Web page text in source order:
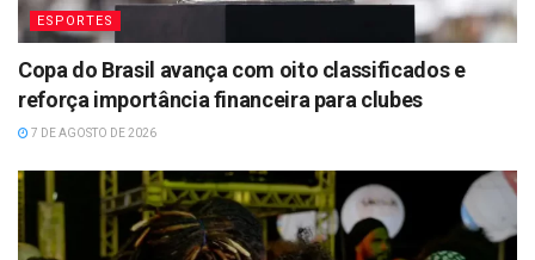
ESPORTES
Copa do Brasil avança com oito classificados e
reforça importância financeira para clubes
7 DE AGOSTO DE 2026